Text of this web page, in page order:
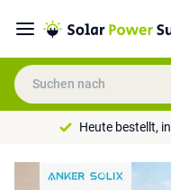
Heute bestellt,